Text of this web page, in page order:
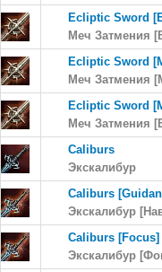
Ecliptic Sword
Меч Затмения
Ecliptic Sword
Меч Затмения
Ecliptic Sword
Меч Затмения
Caliburs
Экскалибур
Caliburs
Экскалибур
Caliburs [Focus]
Экскалибур